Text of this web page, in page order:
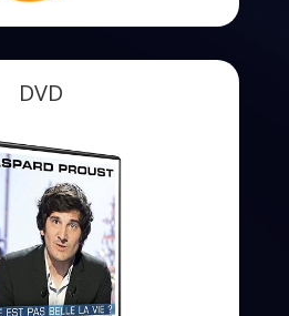
DVD